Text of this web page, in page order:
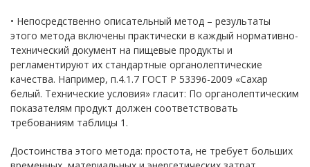
• Непосредственно описательный метод – результаты
этого метода включены практически в каждый нормативно-
технический документ на пищевые продукты и
регламентируют их стандартные органолептические
качества. Например, п.4.1.7 ГОСТ Р 53396-2009 «Сахар
белый. Технические условия» гласит: По органолептическим
показателям продукт должен соответствовать
требованиям таблицы 1.
Достоинства этого метода: простота, не требует больших